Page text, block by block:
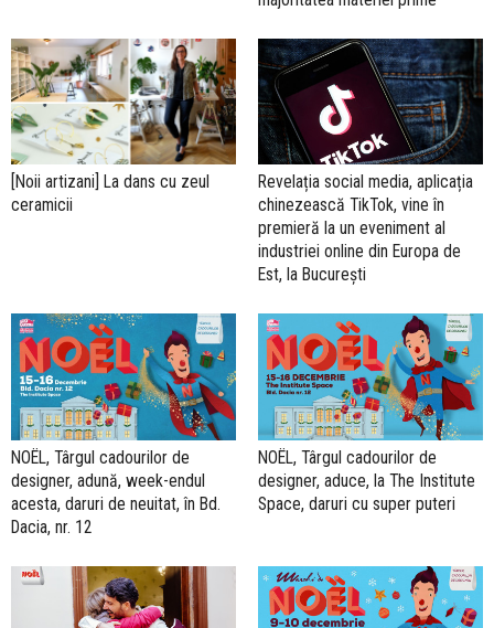
[Noii artizani] La dans cu zeul
ceramicii
Revelația social media, aplicația
chinezească TikTok, vine în
premieră la un eveniment al
industriei online din Europa de
Est, la București
NOËL, Târgul cadourilor de
designer, adună, week-endul
acesta, daruri de neuitat, în Bd.
Dacia, nr. 12
NOËL, Târgul cadourilor de
designer, aduce, la The Institute
Space, daruri cu super puteri